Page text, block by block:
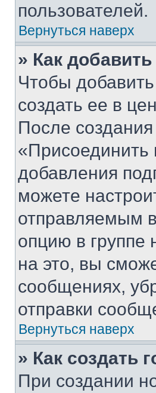
пользователей.
Вернуться наверх
» Как
Чтобы
создать ее в
После
добавления
можете
отправляемым
опцию в
на это, вы
сообщениях,
отправки
Вернуться наверх
» Как создать
При создании